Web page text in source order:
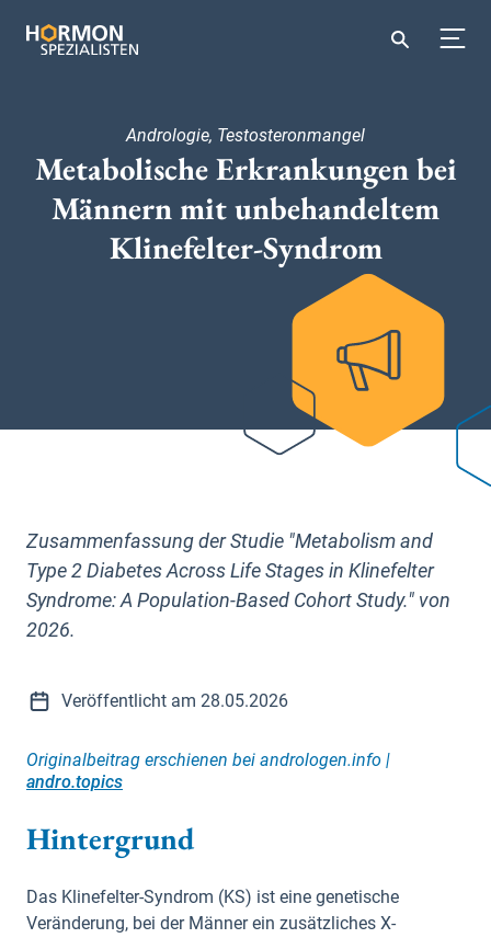
Andrologie, Testosteronmangel
Metabolische Erkrankungen bei
Männern mit unbehandeltem
Klinefelter-Syndrom
Zusammenfassung der Studie "Metabolism and
Type 2 Diabetes Across Life Stages in Klinefelter
Syndrome: A Population-Based Cohort Study." von
2026.
Veröffentlicht am 28.05.2026
Originalbeitrag erschienen bei andrologen.info |
andro.topics
Hintergrund
Das Klinefelter-Syndrom (KS) ist eine genetische
Veränderung, bei der Männer ein zusätzliches X-